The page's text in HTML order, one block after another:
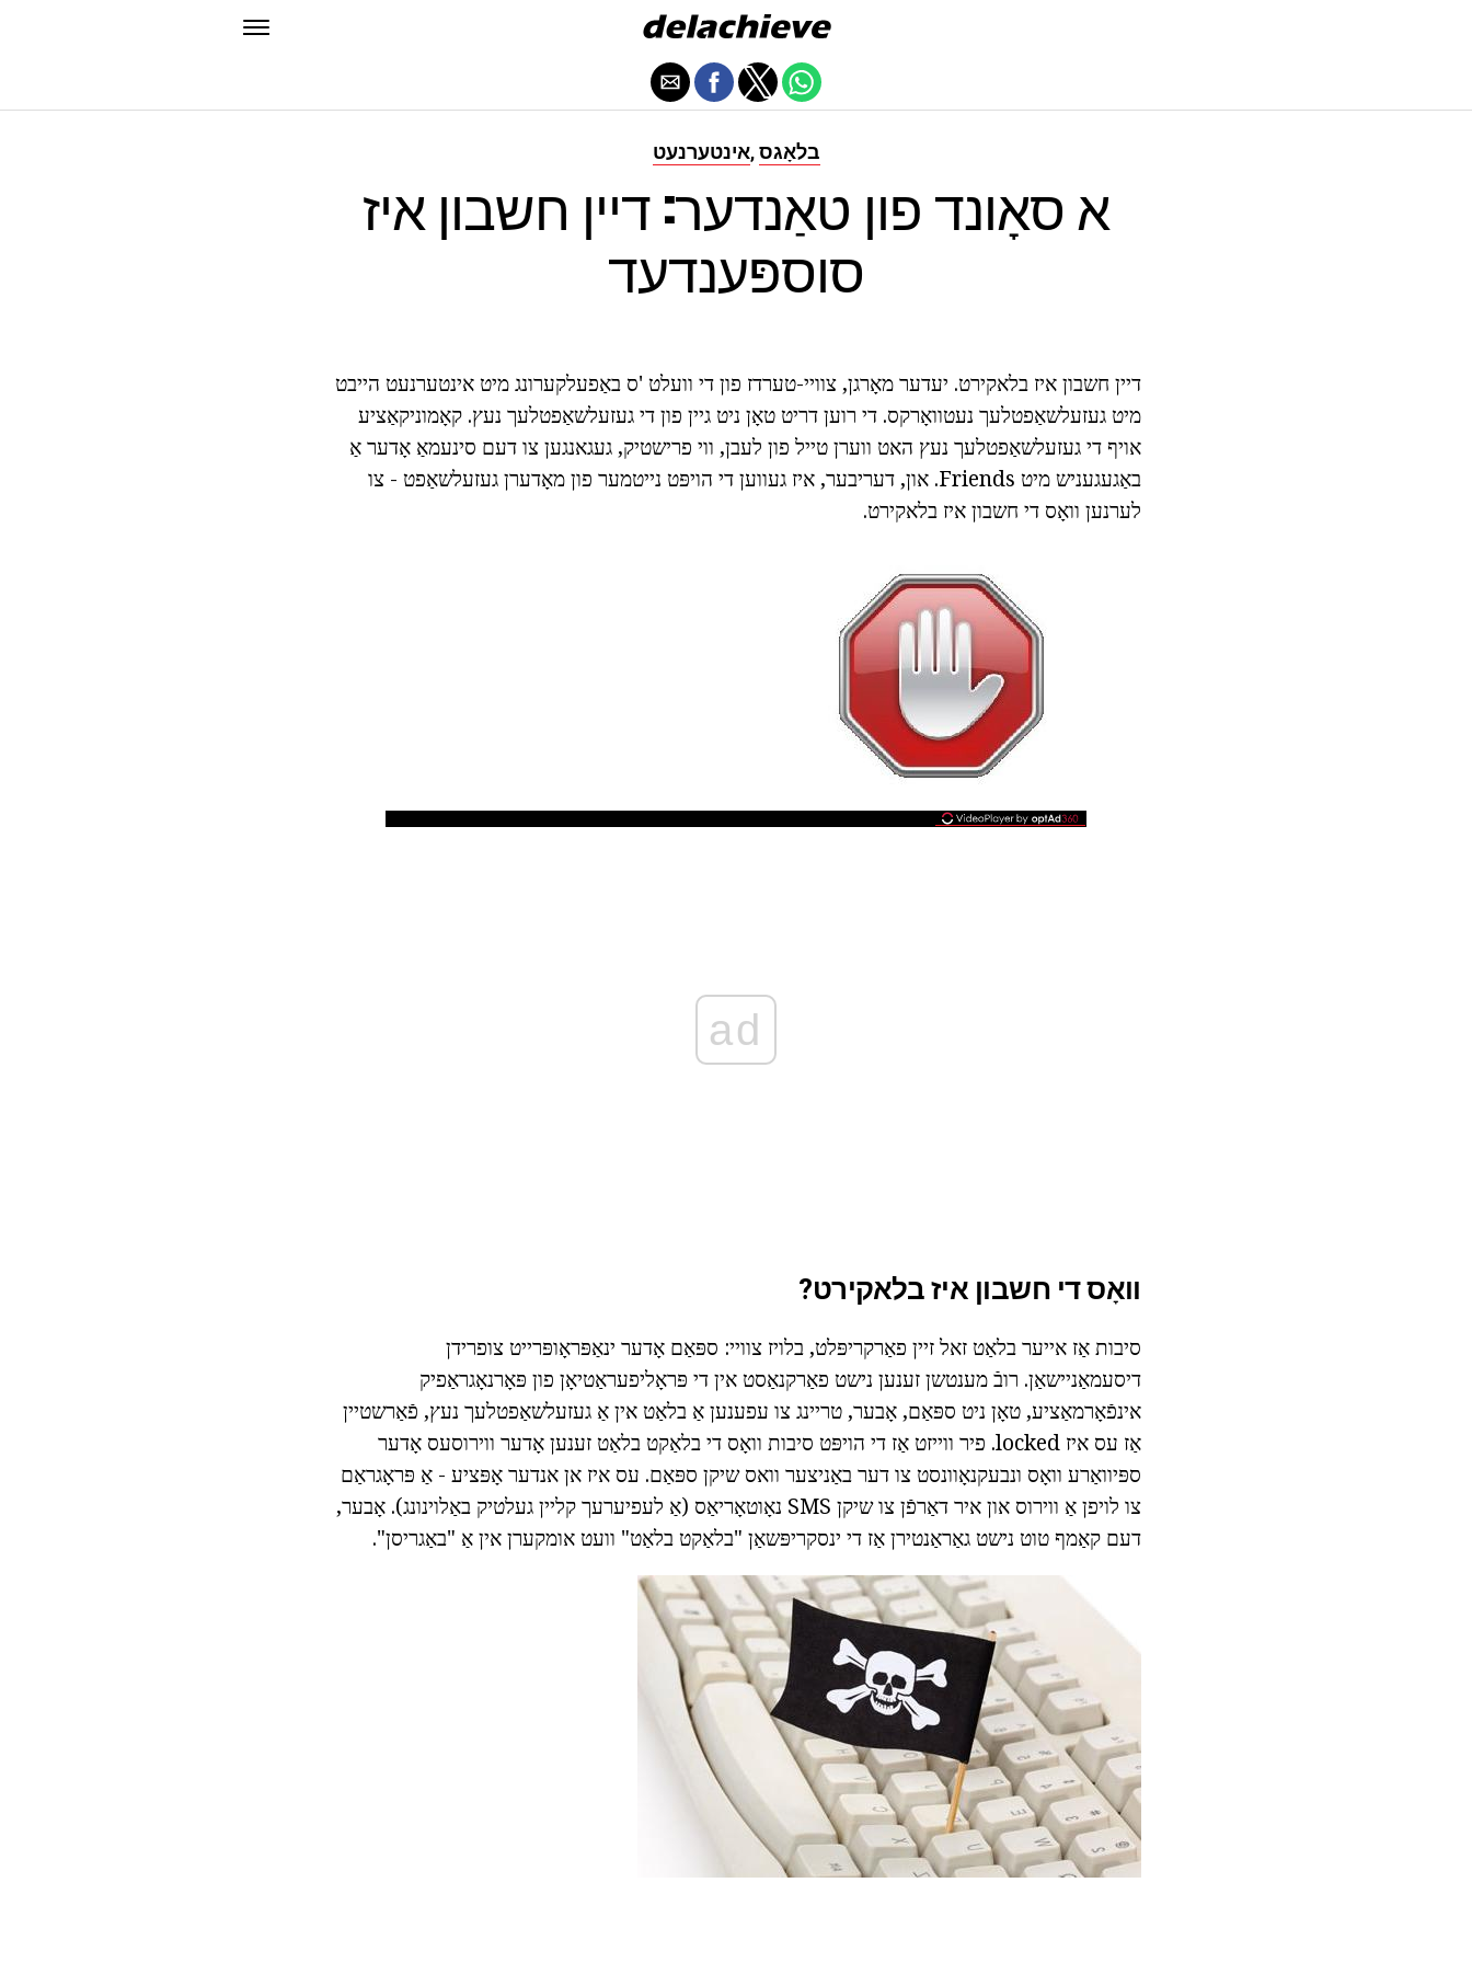
אינטערנעט, בלאָגס
א סאָונד פון טאַנדער: דיין חשבון איז
סוספּענדעד
דיין חשבון איז בלאקירט. יעדער מאָרגן, צוויי-טערדז פון די וועלט 'ס באַפעלקערונג מיט אינטערנעט הייבט
מיט געזעלשאַפטלעך נעטוואָרקס. די רוען דריט טאָן ניט גיין פון די געזעלשאַפטלעך נעץ. קאָמוניקאַציע
אויף די געזעלשאַפטלעך נעץ האט ווערן טייל פון לעבן, ווי פרישטיק, געגאנגען צו דעם סינעמאַ אָדער אַ
באַגעגעניש מיט Friends. און, דעריבער, איז געווען די הויפּט נייטמער פון מאָדערן געזעלשאַפט - צו
לערנען וואָס די חשבון איז בלאקירט.
ad
וואָס די חשבון איז בלאקירט?
סיבות אַז אייער בלאַט זאל זיין פאַרקריפּלט, בלויז צוויי: ספּאַם אָדער ינאַפּראָופּרייט צופרידן
דיסעמאַניישאַן. רובֿ מענטשן זענען נישט פאַרקנאַסט אין די פּראָליפעראַטיאָן פון פּאָרנאָגראַפיק
אינפֿאָרמאַציע, טאָן ניט ספּאַם, אָבער, טריינג צו עפענען אַ בלאַט אין אַ געזעלשאַפטלעך נעץ, פֿאַרשטיין
אַז עס איז locked. פיר ווייזט אַז די הויפּט סיבות וואָס די בלאַקט בלאַט זענען אָדער ווירוסעס אָדער
ספּיוואַרע וואָס ונבעקנאָוונסט צו דער באַניצער וואס שיקן ספּאַם. עס איז אן אנדער אָפּציע - אַ פּראָגראַם
צו לויפן אַ ווירוס און איר דאַרפֿן צו שיקן SMS נאָוטאָריאַס (אַ לעפיערעך קליין געלטיק באַלוינונג). אָבער,
דעם קאַמף טוט נישט גאַראַנטירן אַז די ינסקריפּשאַן "בלאַקט בלאַט" וועט אומקערן אין אַ "באַגריסן".